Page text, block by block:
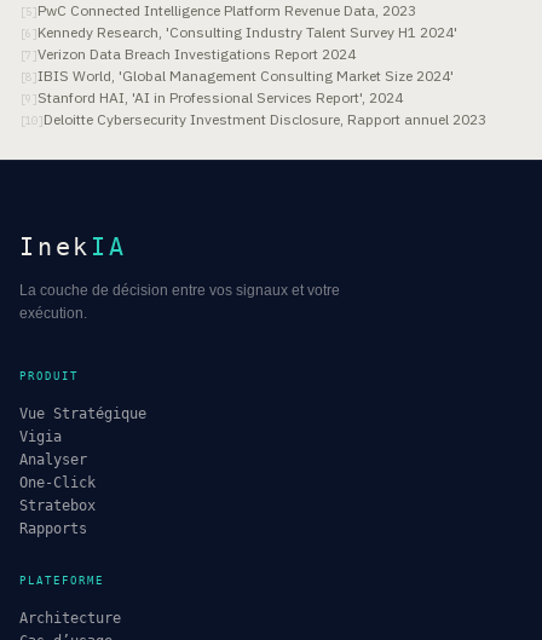
[5]PwC Connected Intelligence Platform Revenue Data, 2023
[6 ]Kennedy Research, 'Consulting Industry Talent Survey H1 2024'
[7 ]Verizon Data Breach Investigations Report 2024
[8]IBIS World, 'Global Management Consulting Market Size 2024'
[9 ]Stanford HAI, 'AI in Professional Services Report', 2024
[10]Deloitte Cybersecurity Investment Disclosure, Rapport annuel 2023
Inek IA
La couche de décision entre vos signaux et votre
exécution.
PRODUIT
Vue Stratégique
Vigia
Analyser
One-Click
Stratebox
Rapports
PLATEFORME
Architecture